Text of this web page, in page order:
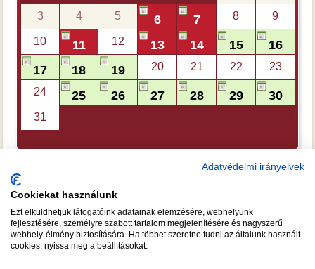
3 4 5 6 7 8 9
10 11 12 13 14 15
16
17
18 19 20 21 22 23
24 25 26 27 28 29 30
31
CSAPATÉPÍTŐ FŐZÉS
A FŐZŐISKOLA TANÁRAI
RÓLUNK
KÉPGALÉRIA GY.I.K.
Adatvédelmi irányelvek
Cookiekat használunk
Ezt elküldhetjük látogatóink adatainak elemzésére, webhelyünk
fejlesztésére, személyre szabott tartalom megjelenítésére és nagyszerű
webhely-élmény biztosítására. Ha többet szeretne tudni az általunk használt
cookies, nyissa meg a beállításokat.